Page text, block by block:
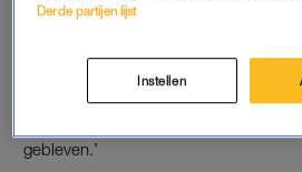
‘Ik ben ook dankbaar voor dat dit ons
gebleven.’
Derde partijen lijst
Instellen